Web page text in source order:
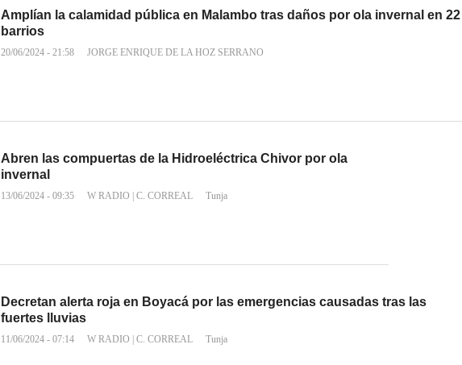
Amplían la calamidad pública en Malambo tras daños por ola invernal en 22
barrios
20/06/2024 - 21:58 JORGE ENRIQUE DE LA HOZ SERRANO
Abren las compuertas de la Hidroeléctrica Chivor por ola
invernal
13/06/2024 - 09:35 W RADIO C. CORREAL Tunja
Decretan alerta roja en Boyacá por las emergencias causadas tras las
fuertes lluvias
11/06/2024 - 07:14 W RADIO C. CORREAL Tunja